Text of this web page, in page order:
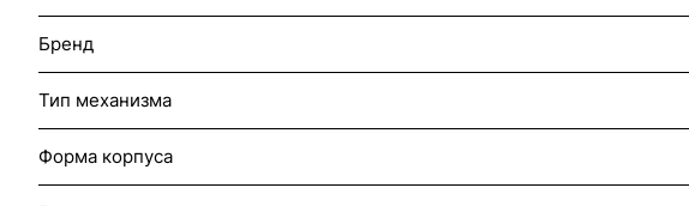
Бренд
Тип механизма
Форма корпуса